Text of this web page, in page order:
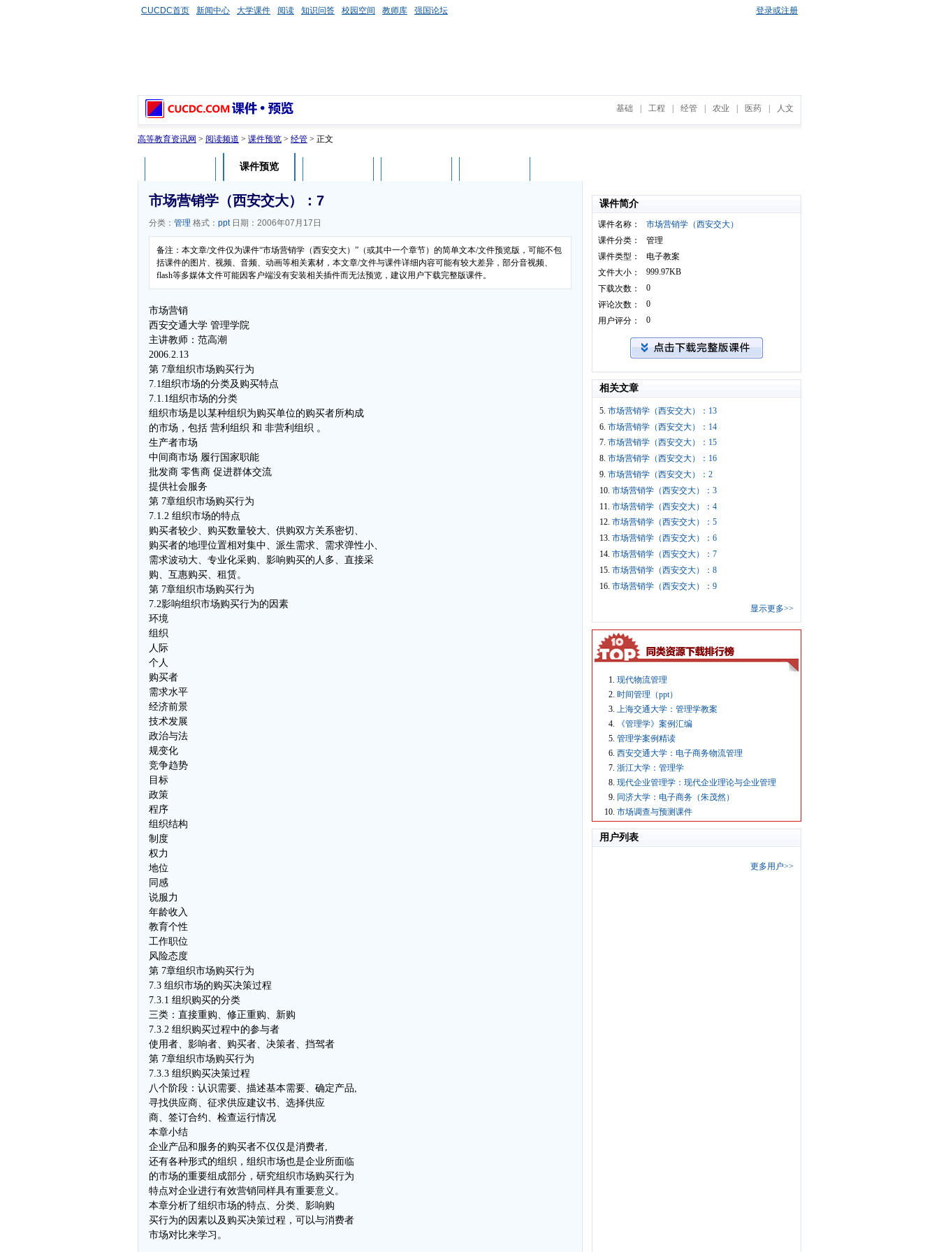
CUCDC首页 新闻中心 大学课件 阅读 知识问答 校园空间 教师库 强国论坛 登录或注册
基础 工程 经管 农业 医药 人文
高等教育资讯网 > 阅读频道 > 课件预览 > 经管 > 正文
课件预览
市场营销学（西安交大）：7
分类： 管理 格式： ppt日期：2006年07月17日
备注：本文章/文件仅为课件“市场营销学（西安交大）”（或其中一个章节）的简单文本/文件预览版，可能不包
括课件的图片、视频、音频、动画等相关素材，本文章/文件与课件详细内容可能有较大差异，部分音视频、
flash等多媒体文件可能因客户端没有安装相关插件而无法预览，建议用户下载完整版课件。
市场营销
西安交通大学 管理学院
主讲教师：范高潮
2006.2.13
第 7章组织市场购买行为
7.1组织市场的分类及购买特点
7.1.1组织市场的分类
组织市场是以某种组织为购买单位的购买者所构成
的市场，包括 营利组织 和 非营利组织 。
生产者市场
中间商市场 履行国家职能
批发商 零售商 促进群体交流
提供社会服务
第 7章组织市场购买行为
7.1.2 组织市场的特点
购买者较少、购买数量较大、供购双方关系密切、
购买者的地理位置相对集中、派生需求、需求弹性小、
需求波动大、专业化采购、影响购买的人多、直接采
购、互惠购买、租赁。
第 7章组织市场购买行为
7.2影响组织市场购买行为的因素
环境
组织
人际
个人
购买者
需求水平
经济前景
技术发展
政治与法
规变化
竞争趋势
目标
政策
程序
组织结构
制度
权力
地位
同感
说服力
年龄收入
教育个性
工作职位
风险态度
第 7章组织市场购买行为
7.3 组织市场的购买决策过程
7.3.1 组织购买的分类
三类：直接重购、修正重购、新购
7.3.2 组织购买过程中的参与者
使用者、影响者、购买者、决策者、挡驾者
第 7章组织市场购买行为
7.3.3 组织购买决策过程
八个阶段：认识需要、描述基本需要、确定产品,
寻找供应商、征求供应建议书、选择供应
商、签订合约、检查运行情况
本章小结
企业产品和服务的购买者不仅仅是消费者,
还有各种形式的组织，组织市场也是企业所面临
的市场的重要组成部分，研究组织市场购买行为
特点对企业进行有效营销同样具有重要意义。
本章分析了组织市场的特点、分类、影响购
买行为的因素以及购买决策过程，可以与消费者
市场对比来学习。
课件简介
课件名称：
市场营销学（西安交大）
课件分类：
管理
课件类型：
电子教案
文件大小：
999.97KB
下载次数：
0
评论次数：
0
用户评分：
0
相关文章
5. 市场营销学（西安交大）：13
6. 市场营销学（西安交大）：14
7. 市场营销学（西安交大）：15
8. 市场营销学（西安交大）：16
9. 市场营销学（西安交大）：2
10. 市场营销学（西安交大）：3
11. 市场营销学（西安交大）：4
12. 市场营销学（西安交大）：5
13. 市场营销学（西安交大）：6
14. 市场营销学（西安交大）：7
15. 市场营销学（西安交大）：8
16. 市场营销学（西安交大）：9
显示更多>>
现代物流管理
时间管理（ppt）
上海交通大学：管理学教案
《管理学》案例汇编
管理学案例精读
西安交通大学：电子商务物流管理
浙江大学：管理学
现代企业管理学：现代企业理论与企业管理
同济大学：电子商务（朱茂然）
市场调查与预测课件
用户列表
更多用户>>